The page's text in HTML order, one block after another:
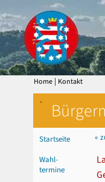
Home | Kontakt
`
Startseite
Wahl-
termine
«